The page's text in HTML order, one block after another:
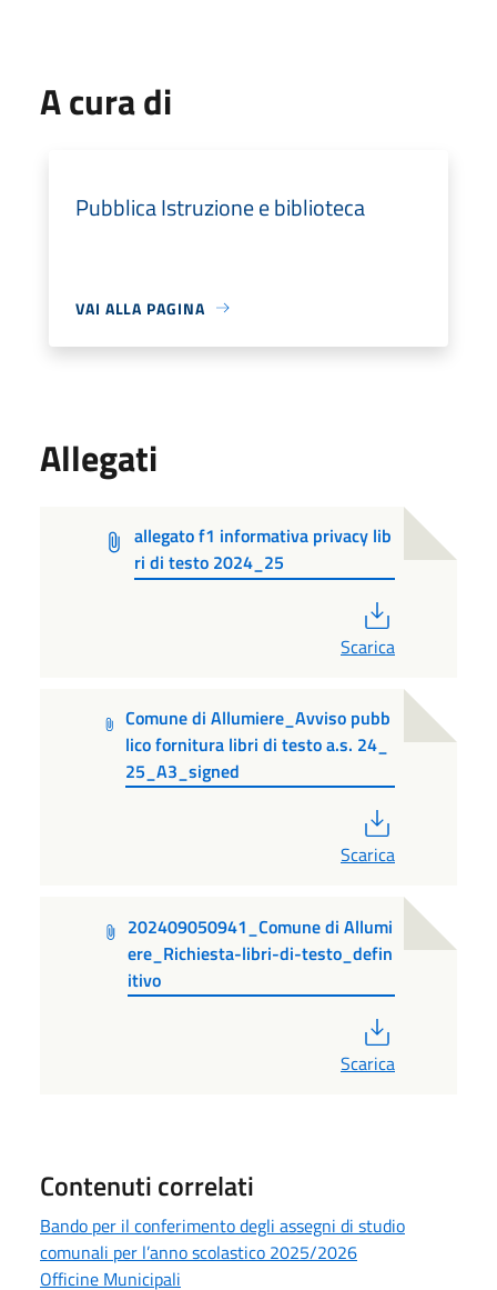
A cura di
Pubblica Istruzione e biblioteca
VAI ALLA PAGINA
Allegati
allegato f1 informativa privacy lib
ri di testo 2024_25
Scarica
Comune di Allumiere_Avviso pubb
lico fornitura libri di testo a.s. 24_
25_A3_signed
Scarica
202409050941_Comune di Allumi
ere_Richiesta-libri-di-testo_defin
itivo
Scarica
Contenuti correlati
Bando per il conferimento degli assegni di studio
comunali per l’anno scolastico 2025/2026
Officine Municipali